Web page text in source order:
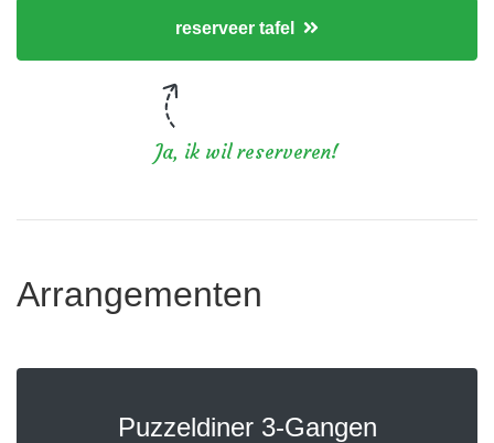
reserveer tafel
Ja, ik wil reserveren!
Arrangementen
Puzzeldiner 3-Gangen